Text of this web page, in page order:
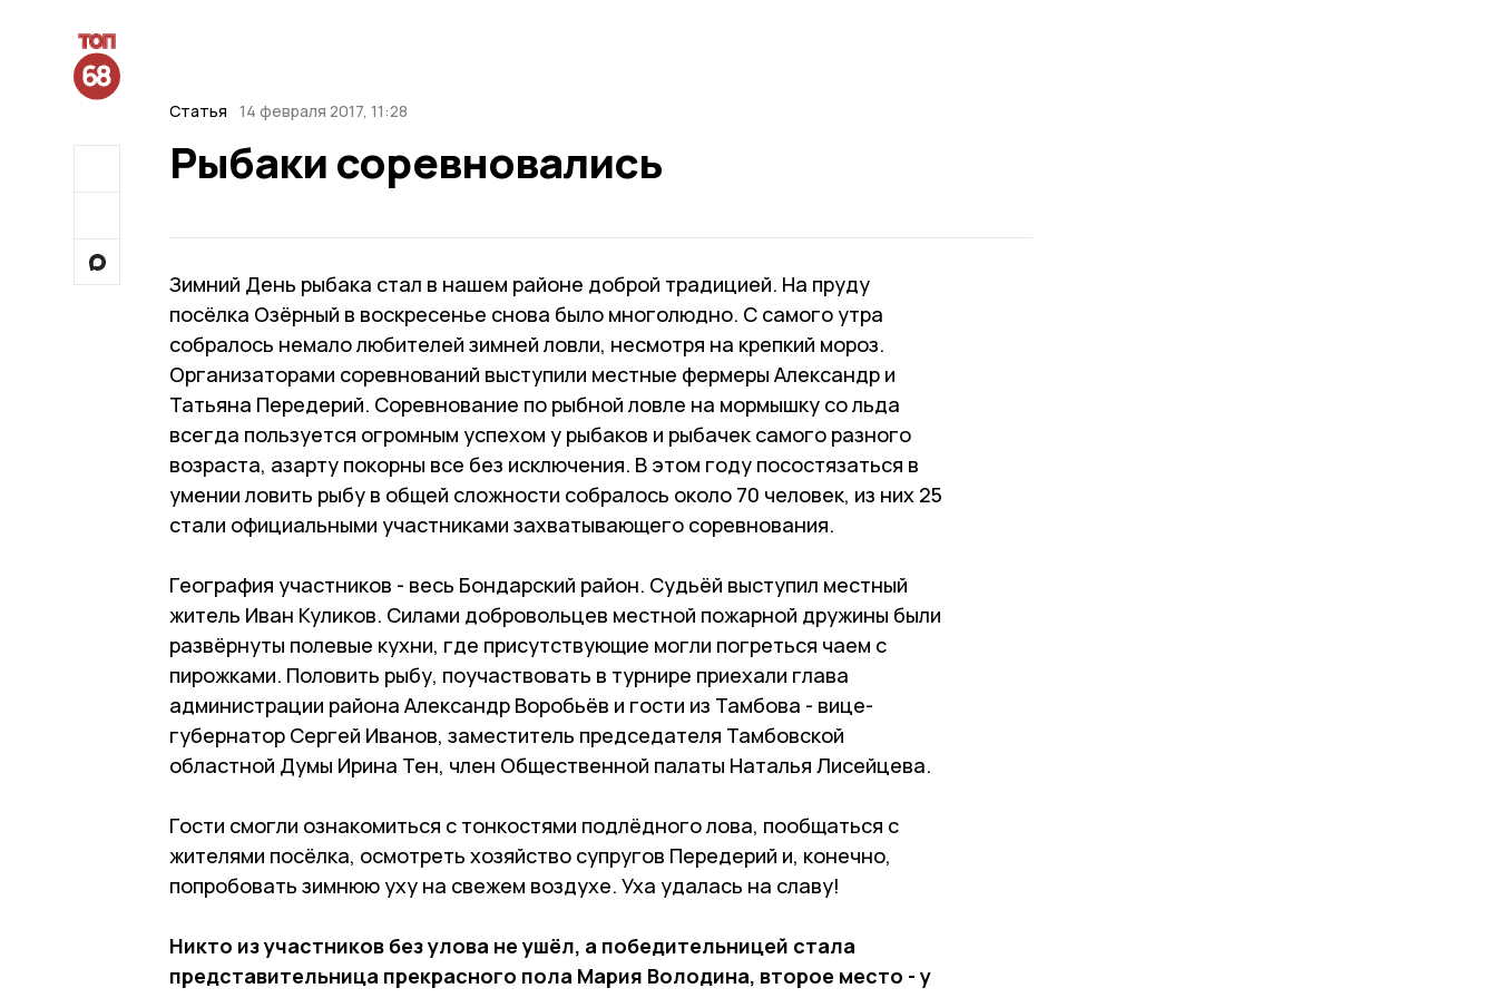
Статья 14 февраля 2017, 11:28
Рыбаки соревновались
Зимний День рыбака стал в нашем районе доброй традицией. На пруду
посёлка Озёрный в воскресенье снова было многолюдно. С самого утра
собралось немало любителей зимней ловли, несмотря на крепкий мороз.
Организаторами соревнований выступили местные фермеры Александр и
Татьяна Передерий. Соревнование по рыбной ловле на мормышку со льда
всегда пользуется огромным успехом у рыбаков и рыбачек самого разного
возраста, азарту покорны все без исключения. В этом году посостязаться в
умении ловить рыбу в общей сложности собралось около 70 человек, из них 25
стали официальными участниками захватывающего соревнования.
География участников - весь Бондарский район. Судьёй выступил местный
житель Иван Куликов. Силами добровольцев местной пожарной дружины были
развёрнуты полевые кухни, где присутствующие могли погреться чаем с
пирожками. Половить рыбу, поучаствовать в турнире приехали глава
администрации района Александр Воробьёв и гости из Тамбова - вице-
губернатор Сергей Иванов, заместитель пред­седателя Тамбовской
областной Думы Ирина Тен, член Общественной палаты Наталья Лисейцева.
Гости смогли ознакомиться с тонкостями подлёдного лова, пообщаться с
жителями посёлка, осмотреть хозяйство супругов Передерий и, конечно,
попробовать зимнюю уху на свежем воздухе. Уха удалась на славу!
Никто из участников без улова не ушёл, а победительницей стала
представительница прекрасного пола Мария Володина, второе место - у